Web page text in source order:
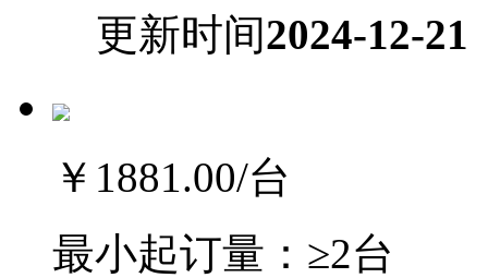
更新时间2024-12-21
￥1881.00/台
最小起订量： ≥2台